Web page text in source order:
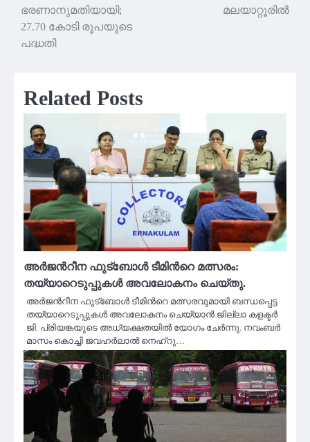
ഭരണാനുമതിയായി;
27.70 കോടി രൂപയുടെ
പദ്ധതി
മലയാറ്റൂരിൽ
Related Posts
അര്‍ജന്‍റീന ഫുട്ബോള്‍ ടീമിന്‍റെ മത്സരം:
തയ്യാറെടുപ്പുകള്‍ അവലോകനം ചെയ്തു.
അര്‍ജന്‍റീന ഫുട്ബോള്‍ ടീമിന്‍റെ മത്സരവുമായി ബന്ധപ്പെട്ട
തയ്യാറെടുപ്പുകള്‍ അവലോകനം ചെയ്യാന്‍ ജില്ലാ കളക്ടർ
ജി. പ്രിയങ്കയുടെ അധ്യക്ഷതയില്‍ യോഗം ചേര്‍ന്നു. നവംബര്‍
മാസം കൊച്ചി ജവഹര്‍ലാല്‍ നെഹ്റു…